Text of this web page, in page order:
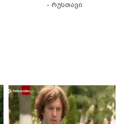
- რუსთავი